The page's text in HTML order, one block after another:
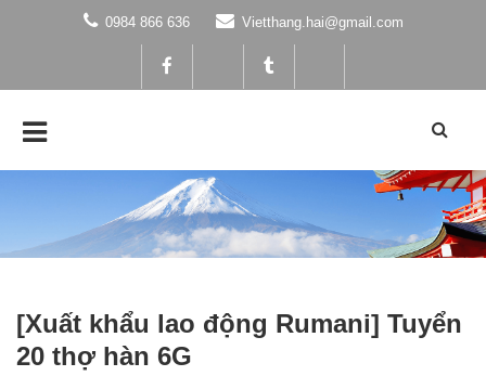
0984 866 636 Vietthang.hai@gmail.com
[Xuất khẩu lao động Rumani] Tuyển
20 thợ hàn 6G